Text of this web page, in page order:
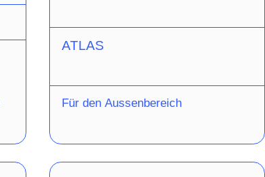
ATLAS
Für den Aussenbereich